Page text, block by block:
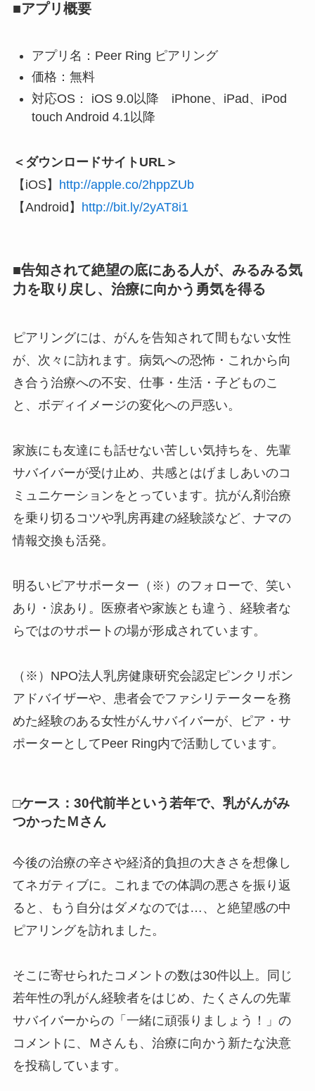
■アプリ概要
アプリ名：Peer Ring ピアリング
価格：無料
対応OS： iOS 9.0以降 iPhone、iPad、iPod
touch Android 4.1以降
＜ダウンロードサイトURL＞
【iOS】
http://apple.co/2hppZUb
【Android】
http://bit.ly/2yAT8i1
■告知されて絶望の底にある人が、みるみる気
力を取り戻し、治療に向かう勇気を得る
ピアリングには、がんを告知されて間もない女性
が、次々に訪れます。病気への恐怖・これから向
き合う治療への不安、仕事・生活・子どものこ
と、ボディイメージの変化への戸惑い。
家族にも友達にも話せない苦しい気持ちを、先輩
サバイバーが受け止め、共感とはげましあいのコ
ミュニケーションをとっています。抗がん剤治療
を乗り切るコツや乳房再建の経験談など、ナマの
情報交換も活発。
明るいピアサポーター（※）のフォローで、笑い
あり・涙あり。医療者や家族とも違う、経験者な
らではのサポートの場が形成されています。
（※）NPO法人乳房健康研究会認定ピンクリボン
アドバイザーや、患者会でファシリテーターを務
めた経験のある女性がんサバイバーが、ピア・サ
ポーターとしてPeer Ring内で活動しています。
□ケース：30代前半という若年で、乳がんがみ
つかったＭさん
今後の治療の辛さや経済的負担の大きさを想像し
てネガティブに。これまでの体調の悪さを振り返
ると、もう自分はダメなのでは…、と絶望感の中
ピアリングを訪れました。
そこに寄せられたコメントの数は30件以上。同じ
若年性の乳がん経験者をはじめ、たくさんの先輩
サバイバーからの「一緒に頑張りましょう！」の
コメントに、Ｍさんも、治療に向かう新たな決意
を投稿しています。